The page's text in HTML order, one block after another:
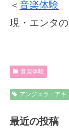
＜ 音楽体験
現・エンタ
音楽体験
アンジェラ・アキ
最近の投稿